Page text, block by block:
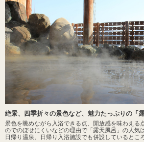
絶景、四季折々の景色など、魅力たっぷりの「露
景色を眺めながら入浴できる点、開放感を味わえる
のでのぼせにくいなどの理由で「露天風呂」の人気
日帰り温泉、日帰り入浴施設でも併設しているとこ